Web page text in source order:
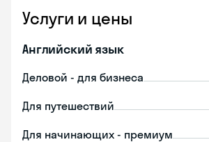
Услуги и цены
Английский язык
Деловой - для бизнеса
Для путешествий
Для начинающих - премиум